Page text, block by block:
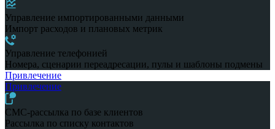
Управление импортированными данными
Импорт расходов и плановых метрик
Управление телефонией
Номера, сценарии переадресации, пулы и шаблоны подмены
Привлечение
Привлечение
СМС-рассылка по базе клиентов
Рассылка по списку контактов